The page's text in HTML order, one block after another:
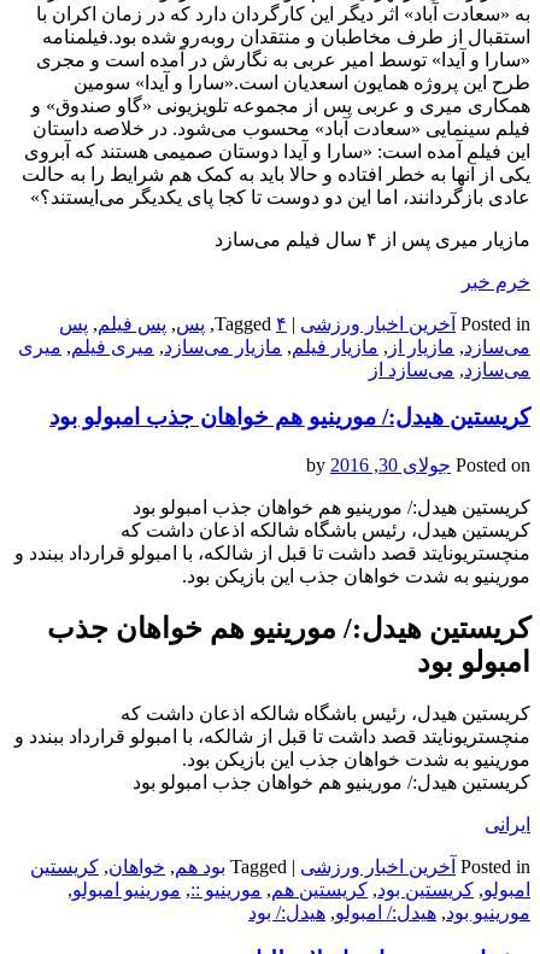
به «سعادت آباد» اثر دیگر این کارگردان دارد که در زمان اکران با
استقبال از طرف مخاطبان و منتقدان روبه‌رو شده بود.فیلمنامه
«سارا و آیدا» توسط امیر عربی به نگارش در آمده است و مجری
طرح این پروژه همایون اسعدیان است.«سارا و آیدا» سومین
همکاری میری و عربی پس از مجموعه تلویزیونی «گاو صندوق» و
فیلم سینمایی «سعادت آباد» محسوب می‌شود. در خلاصه داستان
این فیلم آمده است: «سارا و آیدا دوستان صمیمی هستند که آبروی
یکی از آنها به خطر افتاده و حالا باید به کمک هم شرایط را به حالت
عادی بازگردانند، اما این دو دوست تا کجا پای یکدیگر می‌ایستند؟»
مازیار میری پس از ۴ سال فیلم می‌سازد
خرم خبر
Posted in آخرین اخبار ورزشی |
Tagged ۴ , پس, پس فیلم, پس
می‌سازد, مازیار از , مازیار فیلم, مازیار می‌سازد, میری فیلم, میری
می‌سازد, می‌سازد از
کریستین هیدل:/ مورینیو هم خواهان جذب امبولو بود
Posted on جولای 30, 2016
کریستین هیدل:/ مورینیو هم خواهان جذب امبولو بود
کریستین هیدل، رئیس باشگاه شالکه اذعان داشت که
منچستریونایتد قصد داشت تا قبل از شالکه، با امبولو قرارداد ببندد و
مورینیو به شدت خواهان جذب این بازیکن بود.
کریستین هیدل:/ مورینیو هم خواهان جذب
امبولو بود
کریستین هیدل، رئیس باشگاه شالکه اذعان داشت که
منچستریونایتد قصد داشت تا قبل از شالکه، با امبولو قرارداد ببندد و
مورینیو به شدت خواهان جذب این بازیکن بود.
کریستین هیدل:/ مورینیو هم خواهان جذب امبولو بود
ایرانی
Posted in آخرین اخبار ورزشی Tagged بود هم, خواهان, کریستین
امبولو, کریستین بود, کریستین هم, مورینیو ::, مورینیو امبولو,
مورینیو بود, هیدل:/ امبولو, هیدل:/ بود